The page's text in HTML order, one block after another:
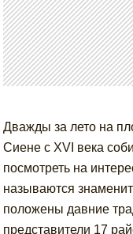
Дважды за лето на
Сиене с XVI века
посмотреть на
называются
положены давние
представители 17